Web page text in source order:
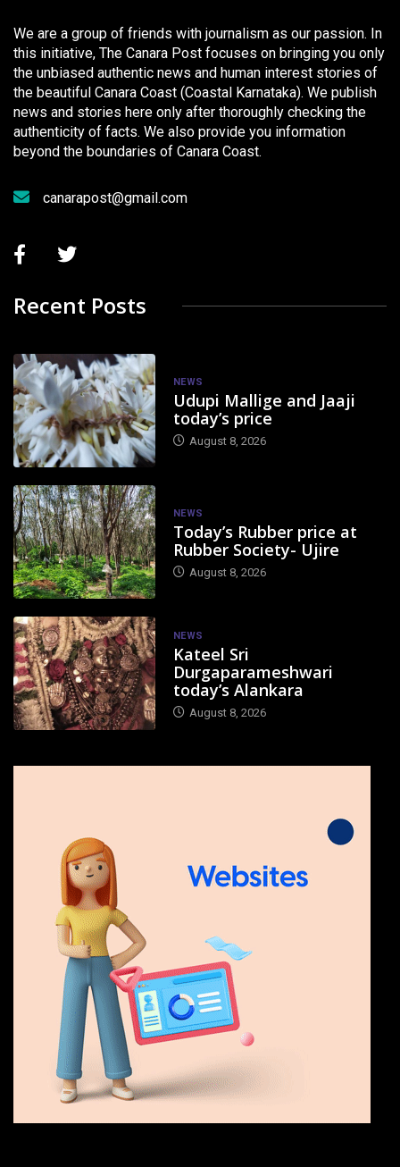
We are a group of friends with journalism as our passion. In
this initiative, The Canara Post focuses on bringing you only
the unbiased authentic news and human interest stories of
the beautiful Canara Coast (Coastal Karnataka). We publish
news and stories here only after thoroughly checking the
authenticity of facts. We also provide you information
beyond the boundaries of Canara Coast.
canarapost@gmail.com
Recent Posts
NEWS
Udupi Mallige and Jaaji
today’s price
August 8, 2026
NEWS
Today’s Rubber price at
Rubber Society- Ujire
August 8, 2026
NEWS
Kateel Sri
Durgaparameshwari
today’s Alankara
August 8, 2026